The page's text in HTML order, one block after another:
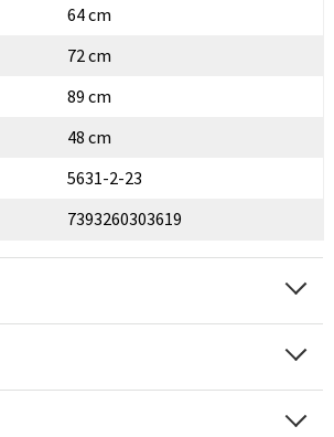
64 cm
72 cm
89 cm
48 cm
5631-2-23
7393260303619